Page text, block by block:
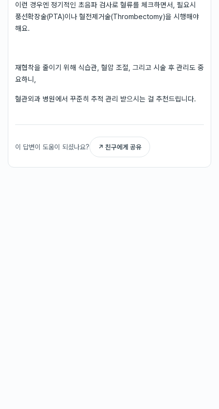
이런 경우엔 정기적인 초음파 검사로 혈류를 체크하면서, 필요시
풍선확장술(PTA)이나 혈전제거술(Thrombectomy)을 시행해야
해요.
재협착을 줄이기 위해 식습관, 혈압 조절, 그리고 시술 후 관리도 중
요하니,
혈관외과 병원에서 꾸준히 추적 관리 받으시는 걸 추천드립니다.
이 답변이 도움이 되셨나요? ↗ 친구에게 공유